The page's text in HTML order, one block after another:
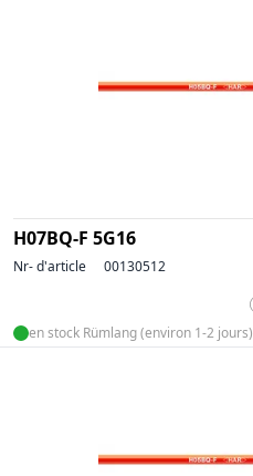
H07BQ-F 5G16
Nr- d'article 00130512
en stock Rümlang (environ 1-2 jours)